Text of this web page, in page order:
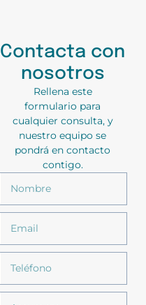
Contacta con
nosotros
Rellena este
formulario para
cualquier consulta, y
nuestro equipo se
pondrá en contacto
contigo.